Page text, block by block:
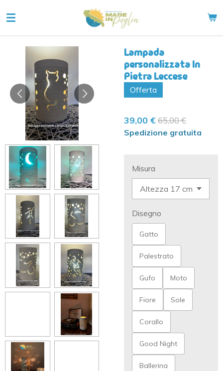
al
principale
Lampada
personalizzata In
Pietra Leccese
Offerta
39,00 €65,00 €
Spedizione gratuita
Misura
Disegno
Gatto
Palestrato
Gufo Moto
Fiore Sole
Corallo
Good Night
Ballerina